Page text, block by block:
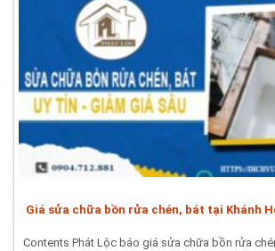
Giá sửa chữa bồn rửa chén, bát tại Khánh
Contents Phát Lộc báo giá sửa chữa bồn rửa